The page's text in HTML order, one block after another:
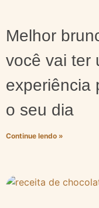
Melhor
você vai ter
experiência
o seu dia
Continue lendo »